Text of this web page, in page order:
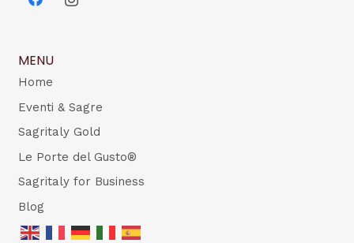
MENU
Home
Eventi & Sagre
Sagritaly Gold
Le Porte del Gusto®
Sagritaly for Business
Blog